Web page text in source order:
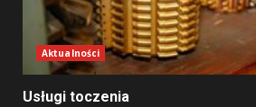
Aktualności
Usługi toczenia